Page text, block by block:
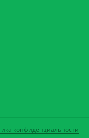
конфиденциальности